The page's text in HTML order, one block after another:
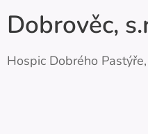
Dobrověc,
Hospic Dobrého